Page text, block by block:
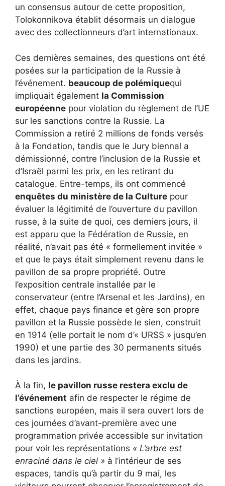
un consensus autour de cette proposition,
Tolokonnikova établit désormais un dialogue
avec des collectionneurs d’art internationaux.
Ces dernières semaines, des questions ont été
posées sur la participation de la Russie à
l’événement. beaucoup de polémiquequi
impliquait également la Commission
européenne pour violation du règlement de l’UE
sur les sanctions contre la Russie. La
Commission a retiré 2 millions de fonds versés
à la Fondation, tandis que le Jury biennal a
démissionné, contre l’inclusion de la Russie et
d’Israël parmi les prix, en les retirant du
catalogue. Entre-temps, ils ont commencé
enquêtes du ministère de la Culture pour
évaluer la légitimité de l’ouverture du pavillon
russe, à la suite de quoi, ces derniers jours, il
est apparu que la Fédération de Russie, en
réalité, n’avait pas été « formellement invitée »
et que le pays était simplement revenu dans le
pavillon de sa propre propriété. Outre
l’exposition centrale installée par le
conservateur (entre l’Arsenal et les Jardins), en
effet, chaque pays finance et gère son propre
pavillon et la Russie possède le sien, construit
en 1914 (elle portait le nom d’« URSS » jusqu’en
1990) et une partie des 30 permanents situés
dans les jardins.
À la fin, le pavillon russe restera exclu de
l’événement afin de respecter le régime de
sanctions européen, mais il sera ouvert lors de
ces journées d’avant-première avec une
programmation privée accessible sur invitation
pour voir les représentations « L’arbre est
enraciné dans le ciel » à l’intérieur de ses
espaces, tandis qu’à partir du 9 mai, les